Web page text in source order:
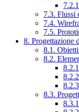
7.3. Flussi
7.4.
7.5.
8. Progettazione
8.1.
8.2.
8.3.